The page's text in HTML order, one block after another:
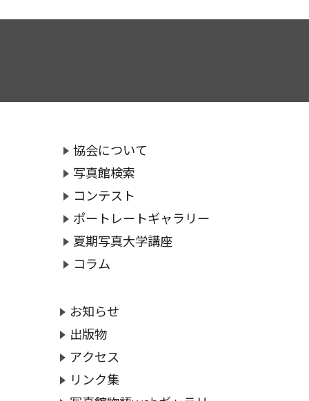
協会について
写真館検索
コンテスト
ポートレートギャラリー
夏期写真大学講座
コラム
お知らせ
出版物
アクセス
リンク集